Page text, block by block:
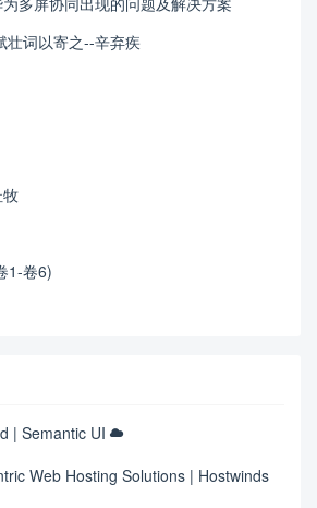
壮词以寄之--辛弃疾
1-卷6)
| Semantic UI
Web Hosting Solutions | Hostwinds